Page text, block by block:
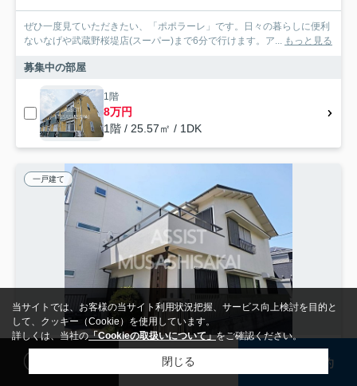
ぜひ一度見ていただきたい、「ポポラーレ」です。日々の暮らしに便利
ないなげや武蔵野桜堤店(スーパー)まで6分で行けます。ア... もっと見る
募集中の部屋
1階
8万円
1階 / 25.57㎡ / 1DK
一戸建て
西東京市新町
検討リスト 来店予約
当サイトでは、お客様の当サイト利用状況把握、サービス向上検討を目的と
して、クッキー（Cookie）を使用しています。
詳しくは、当社の「Cookieの取扱いについて」をご確認ください。
閉じる